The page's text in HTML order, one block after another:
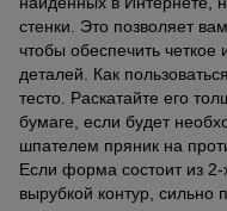
стенки. Это позволяет
чтобы обеспечить
деталей. Как
тесто. Раскатайте его
бумаге, если будет
шпателем пряник на
Если форма состоит из
вырубкой контур, сильно